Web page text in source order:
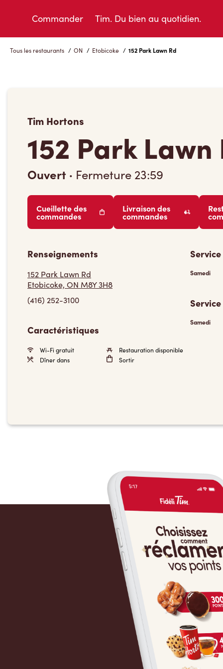
Commander Tim. Du bien au quotidien.
Tous les restaurants / ON / Etobicoke / 152 Park Lawn Rd
Tim Hortons
152 Park Lawn
Ouvert · Fermeture 23:59
Cueillette des
commandes
Livraison des
commandes
Renseignements
152 Park Lawn Rd
Etobicoke, ON M8Y 3H8
(416) 252-3100
Caractéristiques
Wi-Fi gratuit
Restauration disponible
Dîner dans
Sortir
Samedi
Samedi